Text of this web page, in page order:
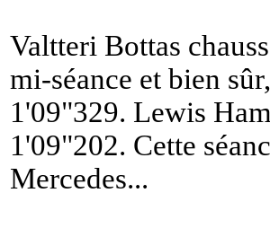
Valtteri Bottas
mi-séance et bien
1'09"329. Lewis
1'09"202. Cette
Mercedes...